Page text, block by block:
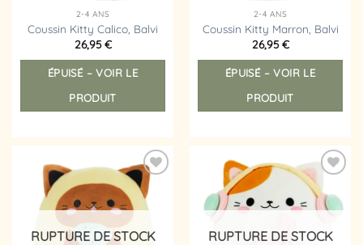
2-4 ANS
Coussin Kitty Calico, Balvi
26,95€
ÉPUISÉ – VOIR LE
PRODUIT
2-4 ANS
Coussin Kitty Marron, Balvi
26,95€
ÉPUISÉ – VOIR LE
PRODUIT
Ajouter
à la
liste
d’envies
RUPTURE DE STOCK
Ajouter
à la
liste
RUPTURE DE STOCK